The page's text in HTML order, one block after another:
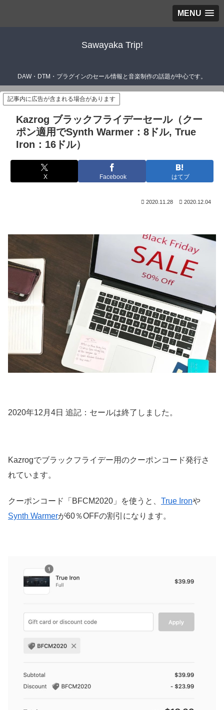
MENU
Sawayaka Trip!
DAW・DTM・プラグインのセール情報と音楽制作の話題が中心です。
記事内に広告が含まれる場合があります
Kazrog ブラックフライデーセール（クー
ポン適用でSynth Warmer：8ドル, True
Iron：16ドル）
X Facebook はてブ
2020.11.28 2020.12.04
2020年12月4日 追記：セールは終了しました。
Kazrogでブラックフライデー用のクーポンコード発行さ
れています。
クーポンコード「BFCM2020」を使うと、 True Ironや
Synth Warmerが60％OFFの割引になります。